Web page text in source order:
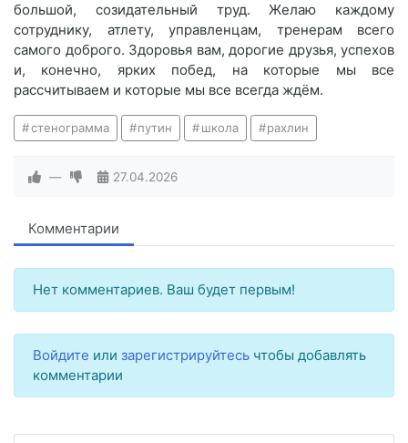
большой, созидательный труд. Желаю каждому
сотруднику, атлету, управленцам, тренерам всего
самого доброго. Здоровья вам, дорогие друзья, успехов
и, конечно, ярких побед, на которые мы все
рассчитываем и которые мы все всегда ждём.
стенограмма путин школа рахлин
— 27.04.2026
Комментарии
Нет комментариев. Ваш будет первым!
Войдите или зарегистрируйтесь чтобы добавлять
комментарии